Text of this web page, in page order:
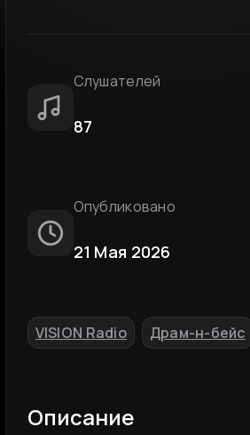
Слушателей
87
Опубликовано
21 Мая 2026
VISION Radio Драм-н-бейс
Описание